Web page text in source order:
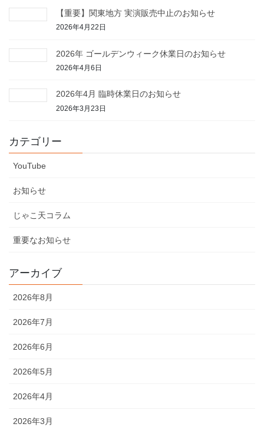
【重要】関東地方 実演販売中止のお知らせ
2026年4月22日
2026年 ゴールデンウィーク休業日のお知らせ
2026年4月6日
2026年4月 臨時休業日のお知らせ
2026年3月23日
カテゴリー
YouTube
お知らせ
じゃこ天コラム
重要なお知らせ
アーカイブ
2026年8月
2026年7月
2026年6月
2026年5月
2026年4月
2026年3月